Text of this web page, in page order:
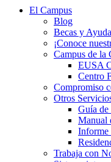
El Campus
Blog
Becas y
¡Conoce
Campus de la
EUSA
Centro
Compromiso
Otros
Guía de
Manual
Informe
Trabaja con